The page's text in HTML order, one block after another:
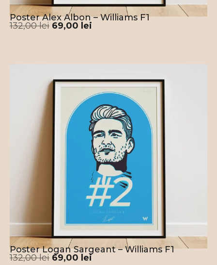
Poster Alex Albon – Williams F1
132,00lei 69,00 lei
Poster Logan Sargeant – Williams F1
132,00lei 69,00 lei